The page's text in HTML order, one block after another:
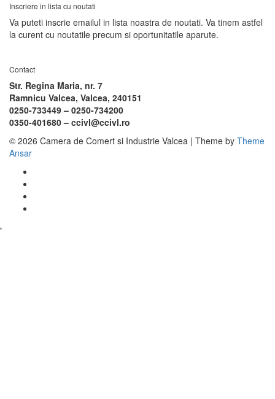
Inscriere in lista cu noutati
Va puteti inscrie emailul in lista noastra de noutati. Va tinem astfel
la curent cu noutatile precum si oportunitatile aparute.
Contact
Str. Regina Maria, nr. 7
Ramnicu Valcea, Valcea, 240151
0250-733449 – 0250-734200
0350-401680 – ccivl@ccivl.ro
© 2026 Camera de Comert si Industrie Valcea | Theme by Theme
Ansar